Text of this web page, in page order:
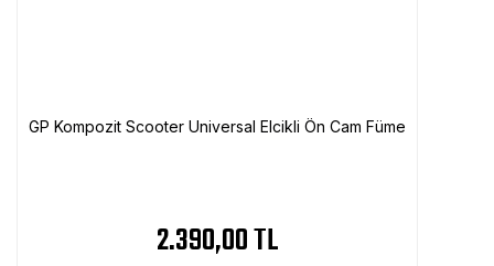
GP Kompozit Scooter Universal Elcikli Ön Cam Füme
2.390,00 TL